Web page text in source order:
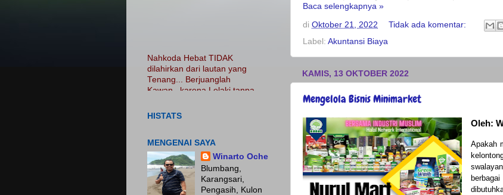
Baca selengkapnya »
di Oktober 21, 2022
Tidak ada komentar:
Label: Akuntansi Biaya
KAMIS, 13 OKTOBER 2022
Mengelola Bisnis Minimarket
Oleh:
Apakah
dilahirkan dari lautan yang
Tenang... Berjuanglah
Kawan.. karena Lelaki tanpa
luka adalah Lelaki Tanpa
PROSES.. Jangan Hanya
HISTATS
MENGENAI SAYA
Winarto Oche
Blumbang,
Karangsari,
Pengasih, Kulon